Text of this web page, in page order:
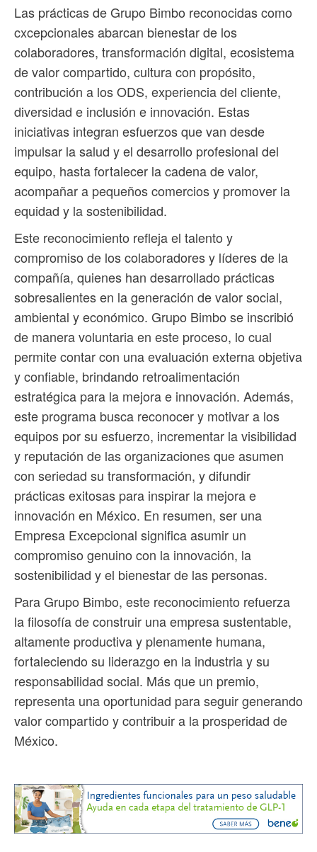
Las prácticas de Grupo Bimbo reconocidas como
cxcepcionales abarcan bienestar de los
colaboradores, transformación digital, ecosistema
de valor compartido, cultura con propósito,
contribución a los ODS, experiencia del cliente,
diversidad e inclusión e innovación. Estas
iniciativas integran esfuerzos que van desde
impulsar la salud y el desarrollo profesional del
equipo, hasta fortalecer la cadena de valor,
acompañar a pequeños comercios y promover la
equidad y la sostenibilidad.
Este reconocimiento refleja el talento y
compromiso de los colaboradores y líderes de la
compañía, quienes han desarrollado prácticas
sobresalientes en la generación de valor social,
ambiental y económico. Grupo Bimbo se inscribió
de manera voluntaria en este proceso, lo cual
permite contar con una evaluación externa objetiva
y confiable, brindando retroalimentación
estratégica para la mejora e innovación. Además,
este programa busca reconocer y motivar a los
equipos por su esfuerzo, incrementar la visibilidad
y reputación de las organizaciones que asumen
con seriedad su transformación, y difundir
prácticas exitosas para inspirar la mejora e
innovación en México. En resumen, ser una
Empresa Excepcional significa asumir un
compromiso genuino con la innovación, la
sostenibilidad y el bienestar de las personas.
Para Grupo Bimbo, este reconocimiento refuerza
la filosofía de construir una empresa sustentable,
altamente productiva y plenamente humana,
fortaleciendo su liderazgo en la industria y su
responsabilidad social. Más que un premio,
representa una oportunidad para seguir generando
valor compartido y contribuir a la prosperidad de
México.